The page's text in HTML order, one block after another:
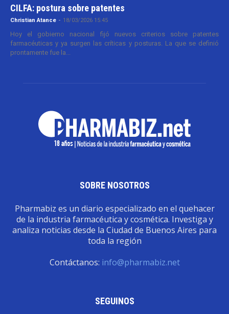
CILFA: postura sobre patentes
Christian Atance - 18/03/2026 15:45
Hoy el gobierno nacional fijó nuevos criterios sobre patentes
farmacéuticas y ya surgen las críticas y posturas. La que se definió
prontamente fue la...
SOBRE NOSOTROS
Pharmabiz es un diario especializado en el quehacer
de la industria farmacéutica y cosmética. Investiga y
analiza noticias desde la Ciudad de Buenos Aires para
toda la región
Contáctanos: info@pharmabiz.net
SEGUINOS